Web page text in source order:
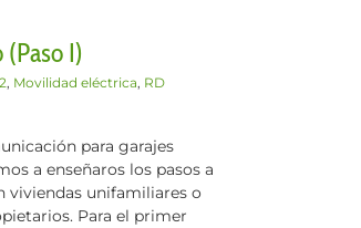
I)
, Movilidad eléctrica, RD
para garajes
a enseñaros los pasos a
viviendas unifamiliares o
Para el primer